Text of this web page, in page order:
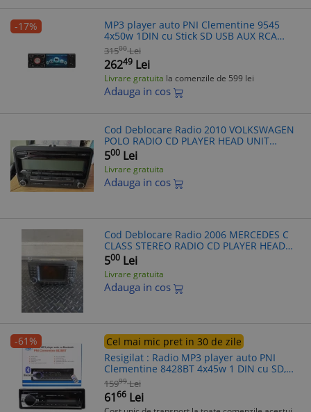
-17%
MP3 player auto PNI Clementine 9545
4x50w 1DIN cu Stick SD USB AUX RCA
Bluetooth
31500 Lei
26249 Lei
Livrare gratuita la comenzile de 599 lei
Adauga in cos
Cod Deblocare Radio 2010 VOLKSWAGEN
POLO RADIO CD PLAYER HEAD UNIT
5M0035186AA
500 Lei
Livrare gratuita
Adauga in cos
Cod Deblocare Radio 2006 MERCEDES C
CLASS STEREO RADIO CD PLAYER HEAD
UNIt
500 Lei
Livrare gratuita
Adauga in cos
-61%
Cel mai mic pret in 30 de zile
Resigilat : Radio MP3 player auto PNI
Clementine 8428BT 4x45w 1 DIN cu SD,
USB, AU
15999 Lei
6166 Lei